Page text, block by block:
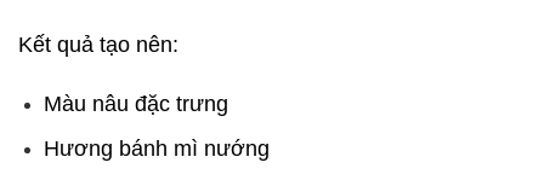
Kết quả tạo nên:
Màu nâu đặc trưng
Hương bánh mì nướng